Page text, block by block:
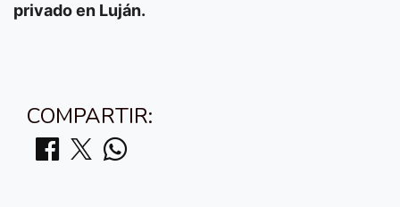
privado en Luján.
COMPARTIR: